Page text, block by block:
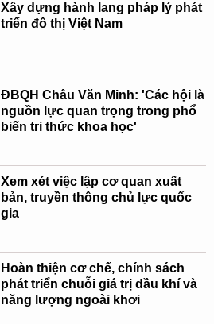
Xây dựng hành lang pháp lý phát
triển đô thị Việt Nam
ĐBQH Châu Văn Minh: 'Các hội là
nguồn lực quan trọng trong phổ
biến tri thức khoa học'
Xem xét việc lập cơ quan xuất
bản, truyền thông chủ lực quốc
gia
Hoàn thiện cơ chế, chính sách
phát triển chuỗi giá trị dầu khí và
năng lượng ngoài khơi